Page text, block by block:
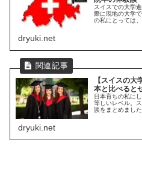
スイスでの大学
際に現地の大学
の私にとっては
dryuki.net
【スイスの大
本と比べると
日本育ちの私に
等しいレベル。
談をまとめました
dryuki.net